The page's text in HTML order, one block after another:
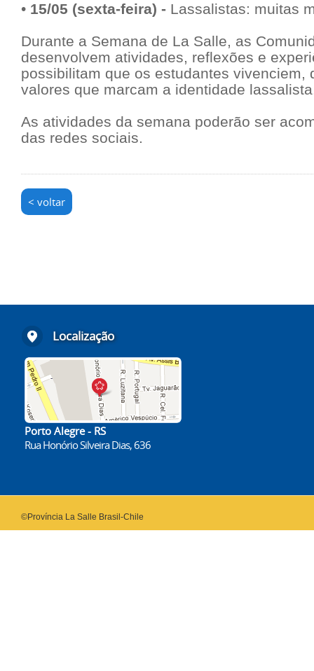
• 15/05 (sexta-feira) - Lassalistas: muitas
Durante a Semana de La Salle, as
desenvolvem atividades, reflexões e
possibilitam que os estudantes vivenciem,
valores que marcam a identidade
As atividades da semana poderão ser
das redes sociais.
< voltar
Localização
Porto Alegre - RS
Rua Honório Silveira Dias, 636
©Província La Salle Brasil-Chile